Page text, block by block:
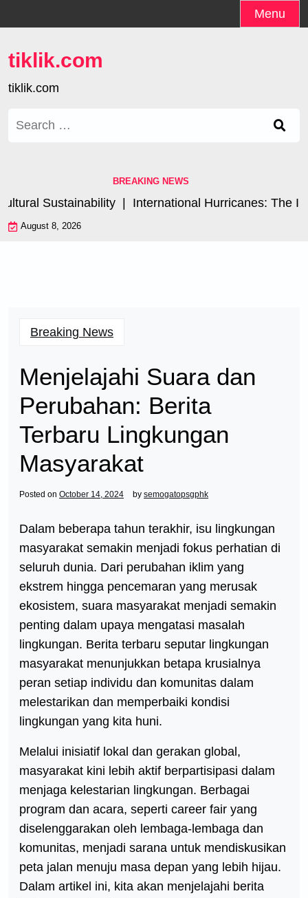
to
Menu
tiklik.com
tiklik.com
Search
BREAKING NEWS
Sustainability |International Hurricanes: The
August 8, 2026
Breaking News
Menjelajahi Suara dan
Perubahan: Berita
Terbaru Lingkungan
Masyarakat
Posted on October 14, 2024 by semogatopsgphk
Dalam beberapa tahun terakhir, isu lingkungan
masyarakat semakin menjadi fokus perhatian di
seluruh dunia. Dari perubahan iklim yang
ekstrem hingga pencemaran yang merusak
ekosistem, suara masyarakat menjadi semakin
penting dalam upaya mengatasi masalah
lingkungan. Berita terbaru seputar lingkungan
masyarakat menunjukkan betapa krusialnya
peran setiap individu dan komunitas dalam
melestarikan dan memperbaiki kondisi
lingkungan yang kita huni.
Melalui inisiatif lokal dan gerakan global,
masyarakat kini lebih aktif berpartisipasi dalam
menjaga kelestarian lingkungan. Berbagai
program dan acara, seperti career fair yang
diselenggarakan oleh lembaga-lembaga dan
komunitas, menjadi sarana untuk mendiskusikan
peta jalan menuju masa depan yang lebih hijau.
Dalam artikel ini, kita akan menjelajahi berita